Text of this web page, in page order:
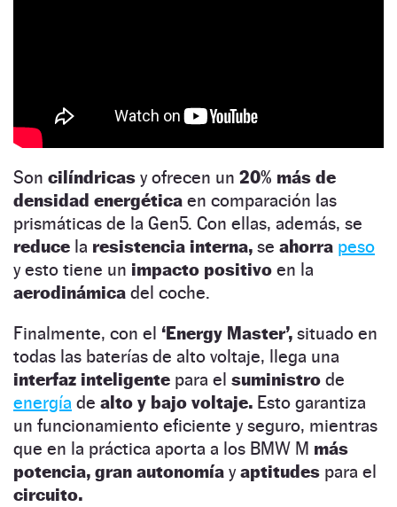
Son cilíndricas y ofrecen un 20% más de
densidad energética en comparación las
prismáticas de la Gen5. Con ellas, además, se
reduce la resistencia interna, se ahorra peso
y esto tiene un impacto positivo en la
aerodinámica del coche.
Finalmente, con el ‘Energy Master’, situado en
todas las baterías de alto voltaje, llega una
interfaz inteligente para el suministro de
energía de alto y bajo voltaje. Esto garantiza
un funcionamiento eficiente y seguro, mientras
que en la práctica aporta a los BMW M más
potencia, gran autonomía yaptitudes para el
circuito.